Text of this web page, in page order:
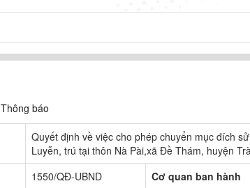
Thông báo
Quyết định về việc cho phép chuyển mục đích
Luyễn, trú tại thôn Nà Pài,xã Đề Thám, huyện
1550/QĐ-UBND Cơ quan ban hành